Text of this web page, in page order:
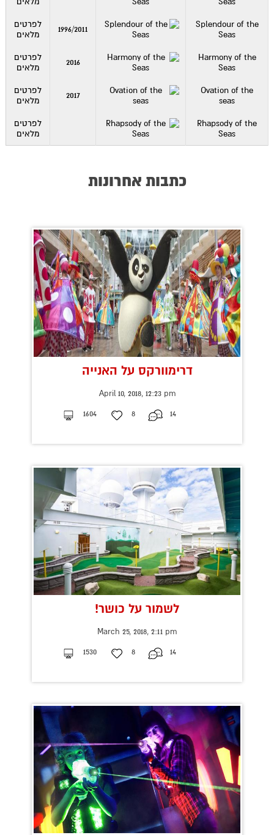
Splendour of the
Seas
1996/2011
לפרטים
מלאים
Harmony of the
Seas
2016
לפרטים
מלאים
Ovation of the
seas
2017
לפרטים
מלאים
Rhapsody of the
Seas
לפרטים
מלאים
כתבות אחרונות
דרימוורקס על האנייה
April 10, 2018, 12:23 pm
1604 8 14
לשמור על כושר!
March 25, 2018, 2:11 pm
1530 8 14